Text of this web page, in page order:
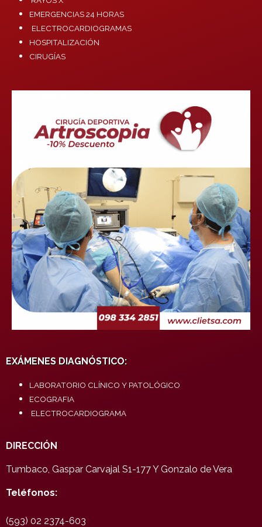
EMERGENCIAS 24 HORAS
ELECTROCARDIOGRAMAS
HOSPITALIZACIÓN
CIRUGÍAS
EXÁMENES DIAGNÓSTICO:
LABORATORIO CLÍNICO Y PATOLÓGICO
ECOGRAFIA
ELECTROCARDIOGRAMA
DIRECCIÓN
Tumbaco, Gaspar Carvajal S1-177 Y Gonzalo de Vera
Teléfonos:
(593) 02 2374-603